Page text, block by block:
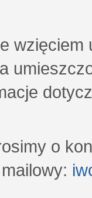
wzięciem
o